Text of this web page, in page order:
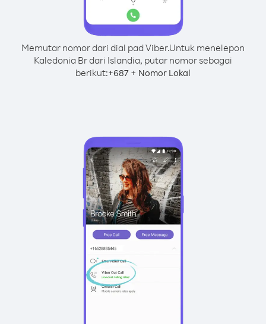
Memutar nomor dari dial pad Viber.Untuk menelepon
Kaledonia Br dari Islandia, putar nomor sebagai
berikut:+687 + Nomor Lokal